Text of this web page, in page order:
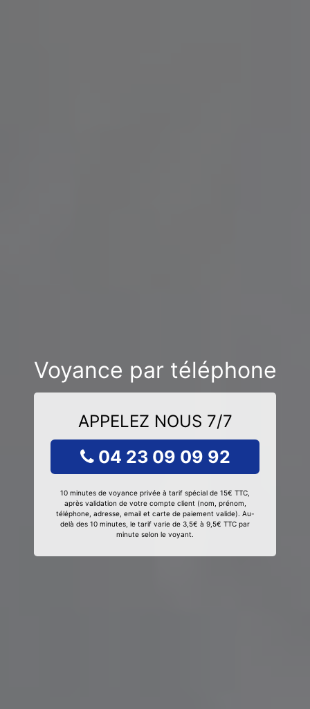
Voyance par téléphone
APPELEZ NOUS 7/7
04 23 09 09 92
10 minutes de voyance privée à tarif spécial de 15€ TTC,
après validation de votre compte client (nom, prénom,
téléphone, adresse, email et carte de paiement valide). Au-
delà des 10 minutes, le tarif varie de 3,5€ à 9,5€ TTC par
minute selon le voyant.